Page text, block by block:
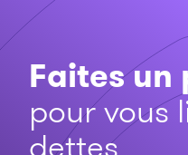
Faites un
pour vous